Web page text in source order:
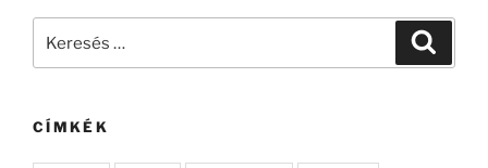
CÍMKÉK